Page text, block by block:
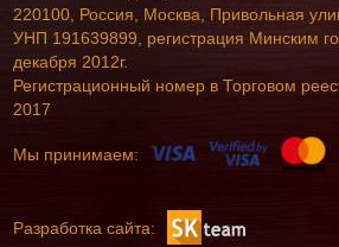
220100, Россия, Москва, Привольная
УНП 191639899, регистрация Минским
декабря 2012г.
Регистрационный номер в Торговом
2017
Мы принимаем:
Разработка сайта: